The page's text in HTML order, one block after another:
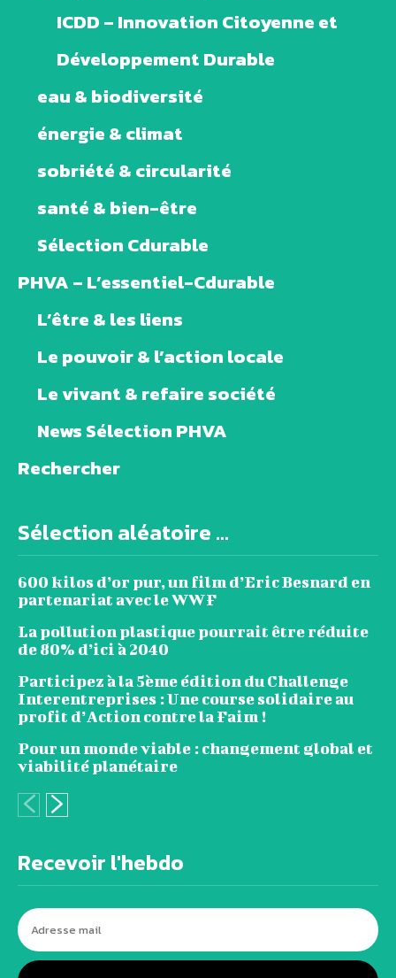
ICDD – Innovation Citoyenne et
Développement Durable
eau & biodiversité
énergie & climat
sobriété & circularité
santé & bien-être
Sélection Cdurable
PHVA – L’essentiel-Cdurable
L’être & les liens
Le pouvoir & l’action locale
Le vivant & refaire société
News Sélection PHVA
Rechercher
Sélection aléatoire ...
600 kilos d’or pur, un film d’Eric Besnard en
partenariat avec le WWF
La pollution plastique pourrait être réduite
de 80% d’ici à 2040
Participez à la 5ème édition du Challenge
Interentreprises : Une course solidaire au
profit d’Action contre la Faim !
Pour un monde viable : changement global et
viabilité planétaire
Recevoir l'hebdo